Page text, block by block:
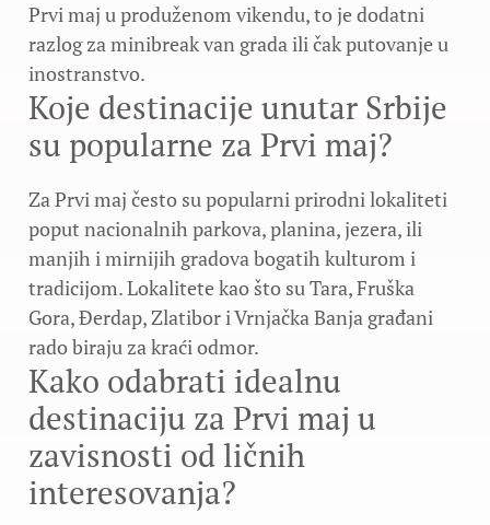
Prvi maj u produženom vikendu, to je dodatni
razlog za minibreak van grada ili čak putovanje u
inostranstvo.
Koje destinacije unutar Srbije
su popularne za Prvi maj?
Za Prvi maj često su popularni prirodni lokaliteti
poput nacionalnih parkova, planina, jezera, ili
manjih i mirnijih gradova bogatih kulturom i
tradicijom. Lokalitete kao što su Tara, Fruška
Gora, Đerdap, Zlatibor i Vrnjačka Banja građani
rado biraju za kraći odmor.
Kako odabrati idealnu
destinaciju za Prvi maj u
zavisnosti od ličnih
interesovanja?